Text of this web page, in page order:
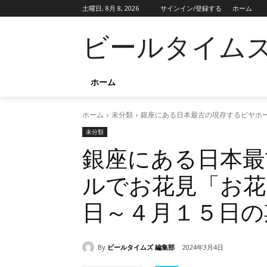
土曜日, 8月 8, 2026 サインイン/登録する ホーム
ビールタイム
ホーム
ホーム 未分類 銀座にある日本最古の現存するビヤホ
未分類
銀座にある日本
ルでお花見「お
日～４月１５日
By ビールタイムズ 編集部 2024年3月4日